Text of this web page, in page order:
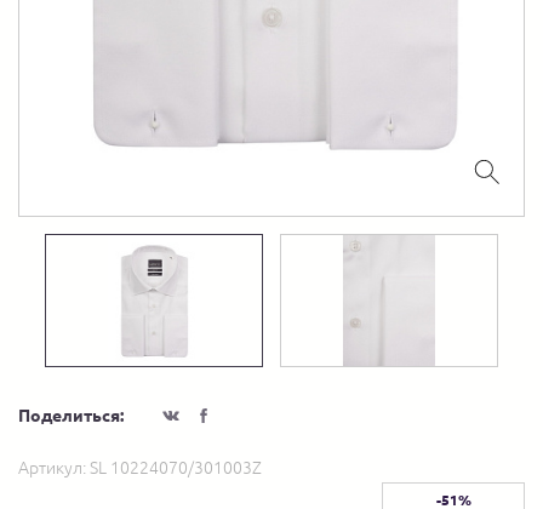
Поделиться:
Артикул: SL 10224070/301003Z
-51%